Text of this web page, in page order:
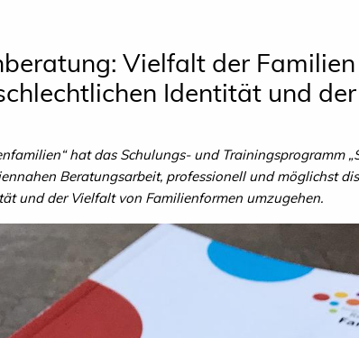
Vielfalt der
Identität und
hat das Schulungs- und Trainingsprogramm
Beratungsarbeit, professionell und möglichst
und der Vielfalt von Familienformen umzugehen.